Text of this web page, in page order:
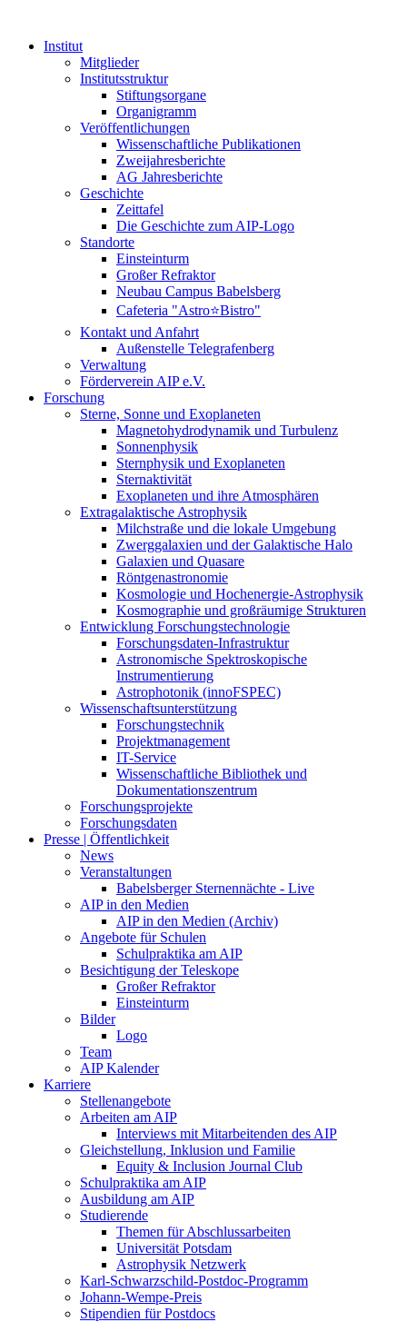
Institut
Mitglieder
Institutsstruktur
Stiftungsorgane
Organigramm
Veröffentlichungen
Wissenschaftliche Publikationen
Zweijahresberichte
AG Jahresberichte
Geschichte
Zeittafel
Die Geschichte zum AIP-Logo
Standorte
Einsteinturm
Großer Refraktor
Neubau Campus Babelsberg
Cafeteria "Astro⭐Bistro"
Kontakt und Anfahrt
Außenstelle Telegrafenberg
Verwaltung
Förderverein AIP e.V.
Forschung
Sterne, Sonne und Exoplaneten
Magnetohydrodynamik und Turbulenz
Sonnenphysik
Sternphysik und Exoplaneten
Sternaktivität
Exoplaneten und ihre Atmosphären
Extragalaktische Astrophysik
Milchstraße und die lokale Umgebung
Zwerggalaxien und der Galaktische Halo
Galaxien und Quasare
Röntgenastronomie
Kosmologie und Hochenergie-Astrophysik
Kosmographie und großräumige Strukturen
Entwicklung Forschungstechnologie
Forschungsdaten-Infrastruktur
Astronomische Spektroskopische
Instrumentierung
Astrophotonik (innoFSPEC)
Wissenschaftsunterstützung
Forschungstechnik
Projektmanagement
IT-Service
Wissenschaftliche Bibliothek und
Dokumentationszentrum
Forschungsprojekte
Forschungsdaten
Presse | Öffentlichkeit
News
Veranstaltungen
Babelsberger Sternennächte - Live
AIP in den Medien
AIP in den Medien (Archiv)
Angebote für Schulen
Schulpraktika am AIP
Besichtigung der Teleskope
Großer Refraktor
Einsteinturm
Bilder
Logo
Team
AIP Kalender
Karriere
Stellenangebote
Arbeiten am AIP
Interviews mit Mitarbeitenden des AIP
Gleichstellung, Inklusion und Familie
Equity & Inclusion Journal Club
Schulpraktika am AIP
Ausbildung am AIP
Studierende
Themen für Abschlussarbeiten
Universität Potsdam
Astrophysik Netzwerk
Karl-Schwarzschild-Postdoc-Programm
Johann-Wempe-Preis
Stipendien für Postdocs